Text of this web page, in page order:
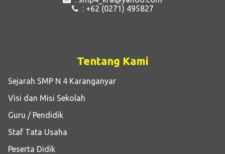
: +62 (0271) 495827
Tentang Kami
Sejarah SMP N 4 Karanganyar
Visi dan Misi Sekolah
Guru / Pendidik
Staf Tata Usaha
Peserta Didik